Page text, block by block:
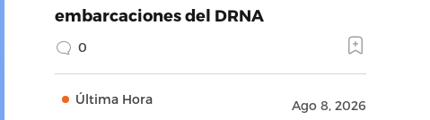
embarcaciones del DRNA
0
Última Hora Ago 8, 2026